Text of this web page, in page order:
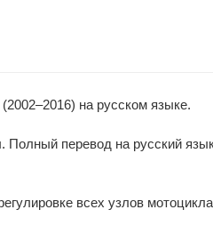
на русском языке.
Полный перевод на русский
всех узлов